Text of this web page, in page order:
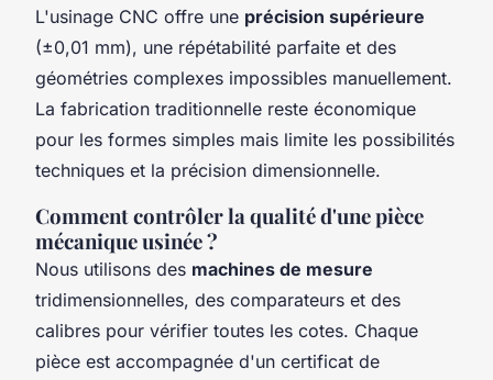
L'usinage CNC offre une précision supérieure
(±0,01 mm), une répétabilité parfaite et des
géométries complexes impossibles manuellement.
La fabrication traditionnelle reste économique
pour les formes simples mais limite les possibilités
techniques et la précision dimensionnelle.
Comment contrôler la qualité d'une pièce
mécanique usinée ?
Nous utilisons des machines de mesure
tridimensionnelles, des comparateurs et des
calibres pour vérifier toutes les cotes. Chaque
pièce est accompagnée d'un certificat de